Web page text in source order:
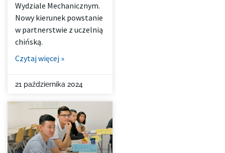
Wydziale Mechanicznym.
Nowy kierunek powstanie
w partnerstwie z uczelnią
chińską.
Czytaj więcej »
21 października 2024